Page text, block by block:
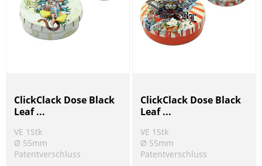
ClickClack Dose Black
Leaf ...
VE 1Stk
Ø 55mm
Patentverschluss
ClickClack Dose Black
Leaf ...
VE 1Stk
Ø 55mm
Patentverschluss